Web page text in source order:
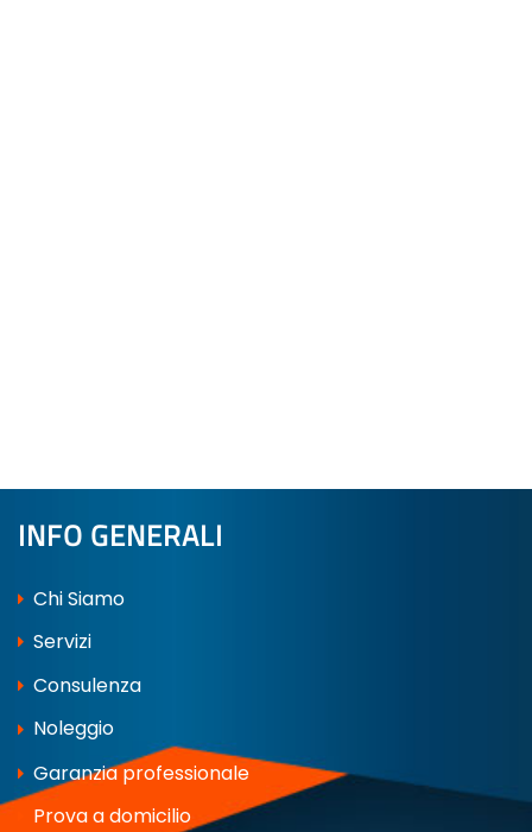
INFO GENERALI
Chi Siamo
Servizi
Consulenza
Noleggio
Garanzia professionale
Prova a domicilio